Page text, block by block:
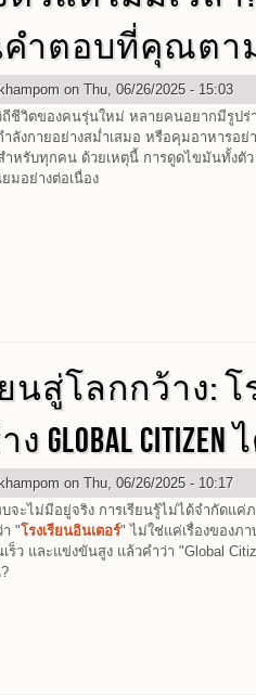
คำตอบที่คุณตา
on Thu, 06/26/2025 - 15:03
ถีชีวิตของคนรุ่นใหม่ หลายคนอยากมีรูป
ำลังกายอย่างสม่ำเสมอ หรือคุมอาหารอ
หรับทุกคน ด้วยเหตุนี้ การดูดไขมันทั้งตั
มอย่างต่อเนื่อง
นสู่โลกกว้าง: โ
on Thu, 06/26/2025 - 10:17
ะไม่มีอยู่จริง การเรียนรู้ไม่ได้จำกัดแค่
"โรงเรียนอินเตอร์" ไม่ใช่แค่เรื่องของภ
ร็ว และแข่งขันสูง แล้วคำว่า "Global